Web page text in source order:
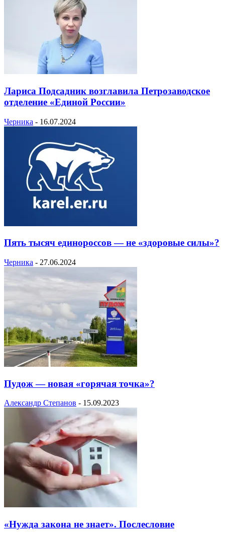
Лариса Подсадник возглавила Петрозаводское
отделение «Единой России»
Черника - 16.07.2024
Пять тысяч единороссов — не «здоровые силы»?
Черника - 27.06.2024
Пудож — новая «горячая точка»?
Александр Степанов - 15.09.2023
«Нужда закона не знает». Послесловие